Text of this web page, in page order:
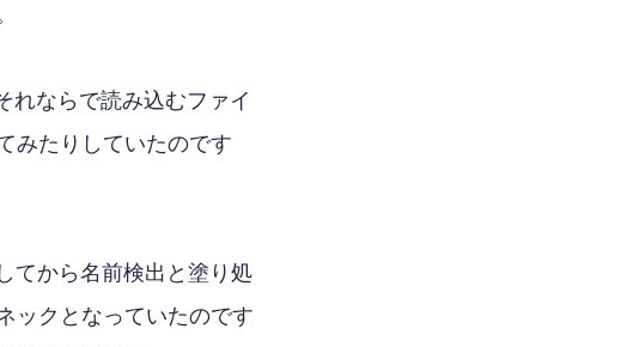
ならffprobeで読み込むファイ
みたりしていたのです
変更してから名前検出と塗り処
ックとなっていたのです